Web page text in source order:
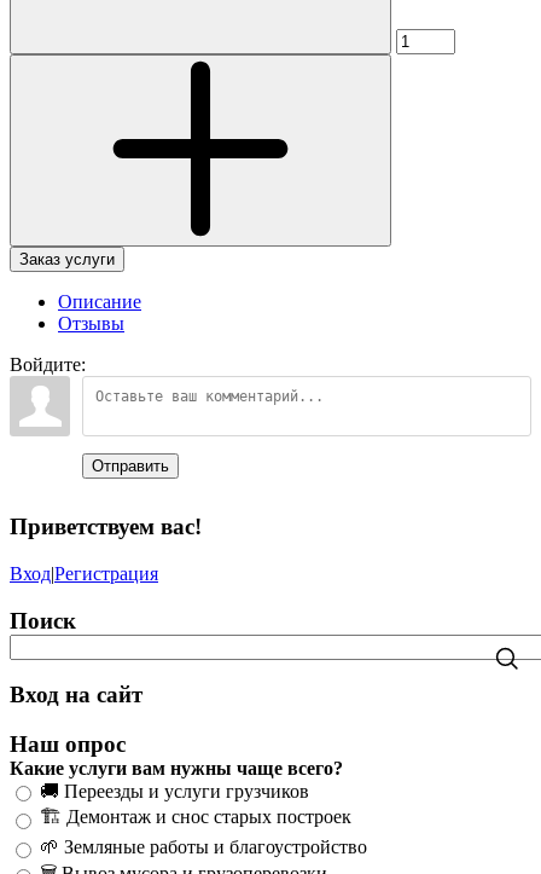
Заказ услуги
Описание
Отзывы
Войдите:
Отправить
Приветствуем вас!
Вход|Регистрация
Поиск
Вход на сайт
Наш опрос
Какие услуги вам нужны чаще всего?
🚚 Переезды и услуги грузчиков
🏗️ Демонтаж и снос старых построек
🌱 Земляные работы и благоустройство